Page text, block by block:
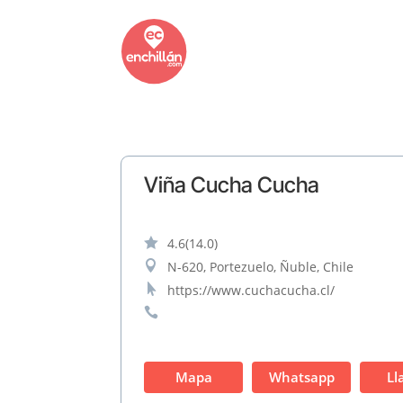
Viña Cucha Cucha
 4.6(14.0)
 N-620, Portezuelo, Ñuble, Chile
 https://www.cuchacucha.cl/

Mapa Whatsapp